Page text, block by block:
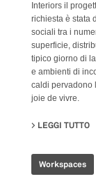
Interiors il
richiesta è stata
sociali tra i
superficie,
tipico giorno di
e ambienti di
caldi pervadono
joie de vivre.
LEGGI TUTTO
Workspaces